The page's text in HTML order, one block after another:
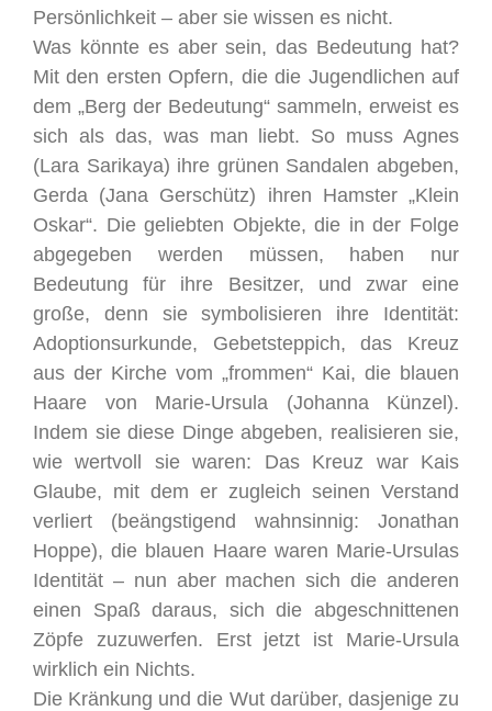
Persönlichkeit – aber sie wissen es nicht.
Was könnte es aber sein, das Bedeutung hat?
Mit den ersten Opfern, die die Jugendlichen auf
dem „Berg der Bedeutung“ sammeln, erweist es
sich als das, was man liebt. So muss Agnes
(Lara Sarikaya) ihre grünen Sandalen abgeben,
Gerda (Jana Gerschütz) ihren Hamster „Klein
Oskar“. Die geliebten Objekte, die in der Folge
abgegeben werden müssen, haben nur
Bedeutung für ihre Besitzer, und zwar eine
große, denn sie symbolisieren ihre Identität:
Adoptionsurkunde, Gebetsteppich, das Kreuz
aus der Kirche vom „frommen“ Kai, die blauen
Haare von Marie-Ursula (Johanna Künzel).
Indem sie diese Dinge abgeben, realisieren sie,
wie wertvoll sie waren: Das Kreuz war Kais
Glaube, mit dem er zugleich seinen Verstand
verliert (beängstigend wahnsinnig: Jonathan
Hoppe), die blauen Haare waren Marie-Ursulas
Identität – nun aber machen sich die anderen
einen Spaß daraus, sich die abgeschnittenen
Zöpfe zuzuwerfen. Erst jetzt ist Marie-Ursula
wirklich ein Nichts.
Die Kränkung und die Wut darüber, dasjenige zu